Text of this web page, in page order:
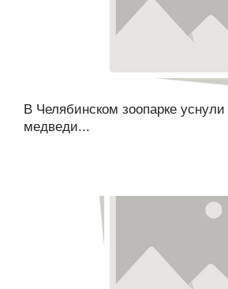
В Челябинском зоопарке
медведи...